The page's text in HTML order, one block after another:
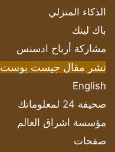
الذكاء المنزلي
باك لينك
مشاركة أرباح ادسنس
نشر مقال جيست بوست
English
صحيفة 24 لمعلوماتك
مؤسسة اشراق العالم
صفحات